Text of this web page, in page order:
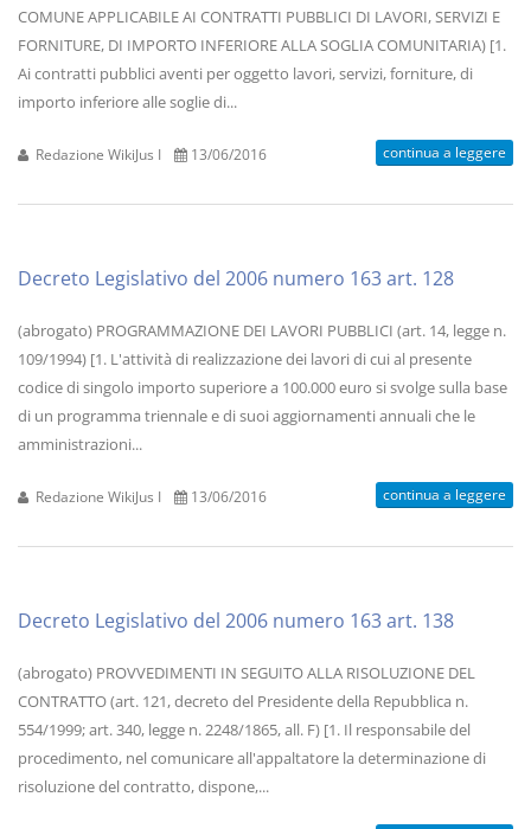
COMUNE APPLICABILE AI CONTRATTI PUBBLICI DI LAVORI, SERVIZI E
FORNITURE, DI IMPORTO INFERIORE ALLA SOGLIA COMUNITARIA) [1.
Ai contratti pubblici aventi per oggetto lavori, servizi, forniture, di
importo inferiore alle soglie di...
Redazione WikiJus I 13/06/2016 continua a leggere
Decreto Legislativo del 2006 numero 163 art. 128
(abrogato) PROGRAMMAZIONE DEI LAVORI PUBBLICI (art. 14, legge n.
109/1994) [1. L'attività di realizzazione dei lavori di cui al presente
codice di singolo importo superiore a 100.000 euro si svolge sulla base
di un programma triennale e di suoi aggiornamenti annuali che le
amministrazioni...
Redazione WikiJus I 13/06/2016 continua a leggere
Decreto Legislativo del 2006 numero 163 art. 138
(abrogato) PROVVEDIMENTI IN SEGUITO ALLA RISOLUZIONE DEL
CONTRATTO (art. 121, decreto del Presidente della Repubblica n.
554/1999; art. 340, legge n. 2248/1865, all. F) [1. Il responsabile del
procedimento, nel comunicare all'appaltatore la determinazione di
risoluzione del contratto, dispone,...